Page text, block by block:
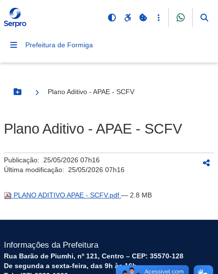
Prefeitura de Formiga
Botão Menu
Plano Aditivo - APAE - SCFV
Plano Aditivo - APAE - SCFV
Publicação: 25/05/2026 07h16
Última modificação: 25/05/2026 07h16
PLANO ADITIVO APAE - SCFV.pdf — 2.8 MB
Informações da Prefeitura
Rua Barão de Piumhi, nº 121, Centro – CEP: 35570-128
De segunda a sexta-feira, das 9h às 16h